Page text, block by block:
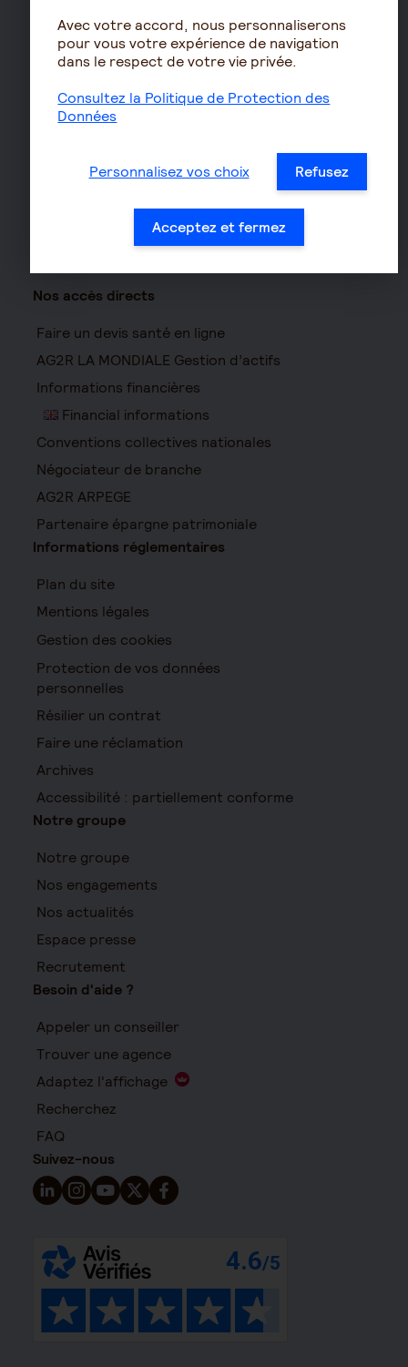
Assurance habitation
Assurance propriétaire
Assurance vélo
Nos accès directs
Faire un devis santé en ligne
AG2R LA MONDIALE Gestion d’actifs
Informations financières
Financial informations
Conventions collectives nationales
Négociateur de branche
AG2R ARPEGE
Partenaire épargne patrimoniale
Informations réglementaires
Plan du site
Mentions légales
Gestion des cookies
Protection de vos données
personnelles
Résilier un contrat
Faire une réclamation
Archives
Accessibilité : partiellement conforme
Notre groupe
Notre groupe
Nos engagements
Nos actualités
Espace presse
Recrutement
Besoin d'aide ?
Appeler un conseiller
Trouver une agence
Adaptez l'affichage
Recherchez
FAQ
Suivez-nous
Suivez-nous sur LinkedIn - Nouvelle fenêtre
Suivez-nous sur Instagram - Nouvelle fenêtre
Suivez-nous sur YouTube - Nouvelle fenêtre
Suivez-nous sur X - Nouvelle fenêtre
Suivez-nous sur Facebook - Nouvelle
Avec votre accord, nous personnaliserons
pour vous votre expérience de navigation
dans le respect de votre vie privée.
Consultez la Politique de Protection des
Données
Personnalisez vos choix Refusez
Acceptez et fermez